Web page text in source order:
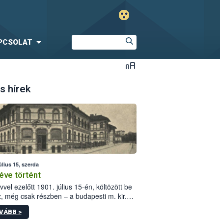
hírek
15, szerda
történt
ezelőtt 1901. július 15-én, költözött be
még csak részben – a budapesti m. kir.
állomás a Kis Rókus utca
alatti, Czigler Győző által tervezett új
>